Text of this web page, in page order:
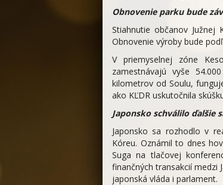
Obnovenie parku bude
Stiahnutie občanov Južnej
Obnovenie výroby bude
V priemyselnej zóne
zamestnávajú vyše
kilometrov od Soulu,
ako KĽDR uskutočnila
Japonsko schválilo ďalšie
Japonsko sa rozhodlo v
Kóreu. Oznámil to dnes
Suga na tlačovej
finančných transakcií medzi
japonská vláda i parlament.